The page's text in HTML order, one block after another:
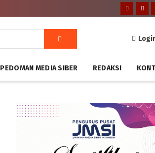
PEDOMAN MEDIA SIBER REDAKSI